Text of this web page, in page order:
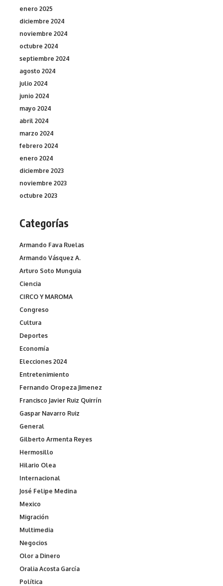
enero 2025
diciembre 2024
noviembre 2024
octubre 2024
septiembre 2024
agosto 2024
julio 2024
junio 2024
mayo 2024
abril 2024
marzo 2024
febrero 2024
enero 2024
diciembre 2023
noviembre 2023
octubre 2023
Categorías
Armando Fava Ruelas
Armando Vásquez A.
Arturo Soto Munguia
Ciencia
CIRCO Y MAROMA
Congreso
Cultura
Deportes
Economía
Elecciones 2024
Entretenimiento
Fernando Oropeza Jimenez
Francisco Javier Ruiz Quirrín
Gaspar Navarro Ruiz
General
Gilberto Armenta Reyes
Hermosillo
Hilario Olea
Internacional
José Felipe Medina
Mexico
Migración
Multimedia
Negocios
Olor a Dinero
Oralia Acosta García
Política